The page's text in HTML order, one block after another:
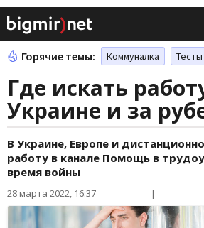
Горячие темы: Коммуналка
Где искать
Украине и за
В Украине, Европе и
работу в канале Помощь в
время войны
28 марта 2022, 16:37 |